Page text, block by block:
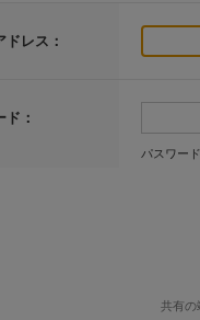
ドレス：
ド：
パスワー
共有の